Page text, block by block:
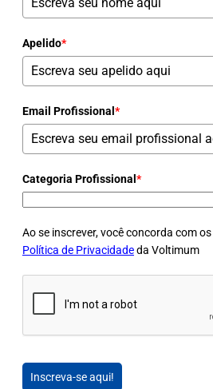
Apelido*
Email Profissional *
Categoria Profissional *
Ao se inscrever, você concorda com os
Política de Privacidadeda Voltimum
Inscreva-se aqui!